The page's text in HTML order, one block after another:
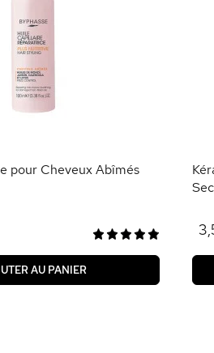
pour Cheveux Abîmés
AU PANIER